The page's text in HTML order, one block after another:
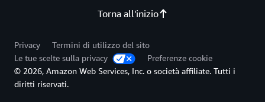
Torna all'inizio
Privacy
Termini di utilizzo del sito
Le tue scelte sulla privacy
Preferenze cookie
© 2026, Amazon Web Services, Inc. o società affiliate. Tutti i
diritti riservati.